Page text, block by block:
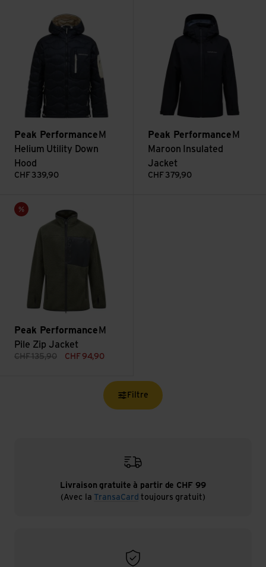
Peak Performance M
Helium Utility Down
Hood
CHF 339,90
Peak Performance M
Maroon Insulated
Jacket
CHF 379,90
Vente
Peak Performance M
Pile Zip Jacket
CHF135,90 CHF 94,90
Voir M Pile Zip Jacket
Filtre
Livraison gratuite à partir de CHF 99
(Avec la TransaCard toujours gratuit)